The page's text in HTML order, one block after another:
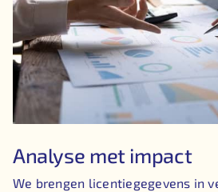
Analyse met impact
We brengen licentiegegevens in